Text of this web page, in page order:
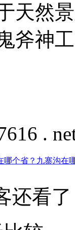
天然
斧神
.
哪个省？九寨沟在
还看